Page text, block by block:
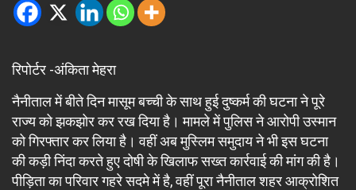
रिपोर्टर -अंकिता मेहरा
नैनीताल में बीते दिन मासूम बच्ची के साथ हुई दुष्कर्म की घटना ने पूरे
राज्य को झकझोर कर रख दिया है। मामले में पुलिस ने आरोपी उस्मान
को गिरफ्तार कर लिया है। वहीं अब मुस्लिम समुदाय ने भी इस घटना
की कड़ी निंदा करते हुए दोषी के खिलाफ सख्त कार्रवाई की मांग की है।
पीड़िता का परिवार गहरे सदमे में है, वहीं पूरा नैनीताल शहर आक्रोशित